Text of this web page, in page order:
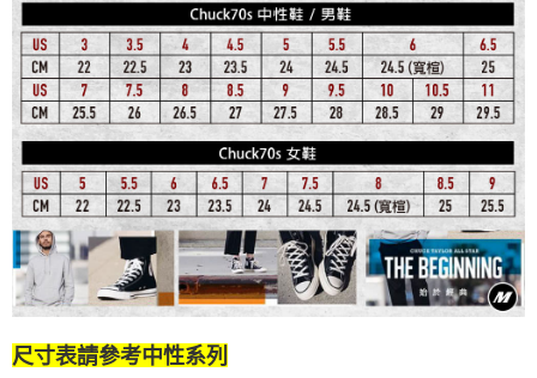
尺寸表請參考中性系列